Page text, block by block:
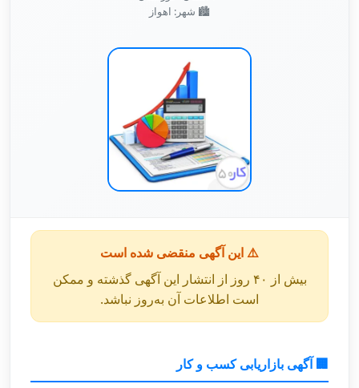
🏙️ شهر: اهواز
⚠️ این آگهی منقضی شده است
بیش از ۴۰ روز از انتشار این آگهی گذشته و ممکن
است اطلاعات آن به‌روز نباشد.
🏢 آگهی بازاریابی کسب و کار